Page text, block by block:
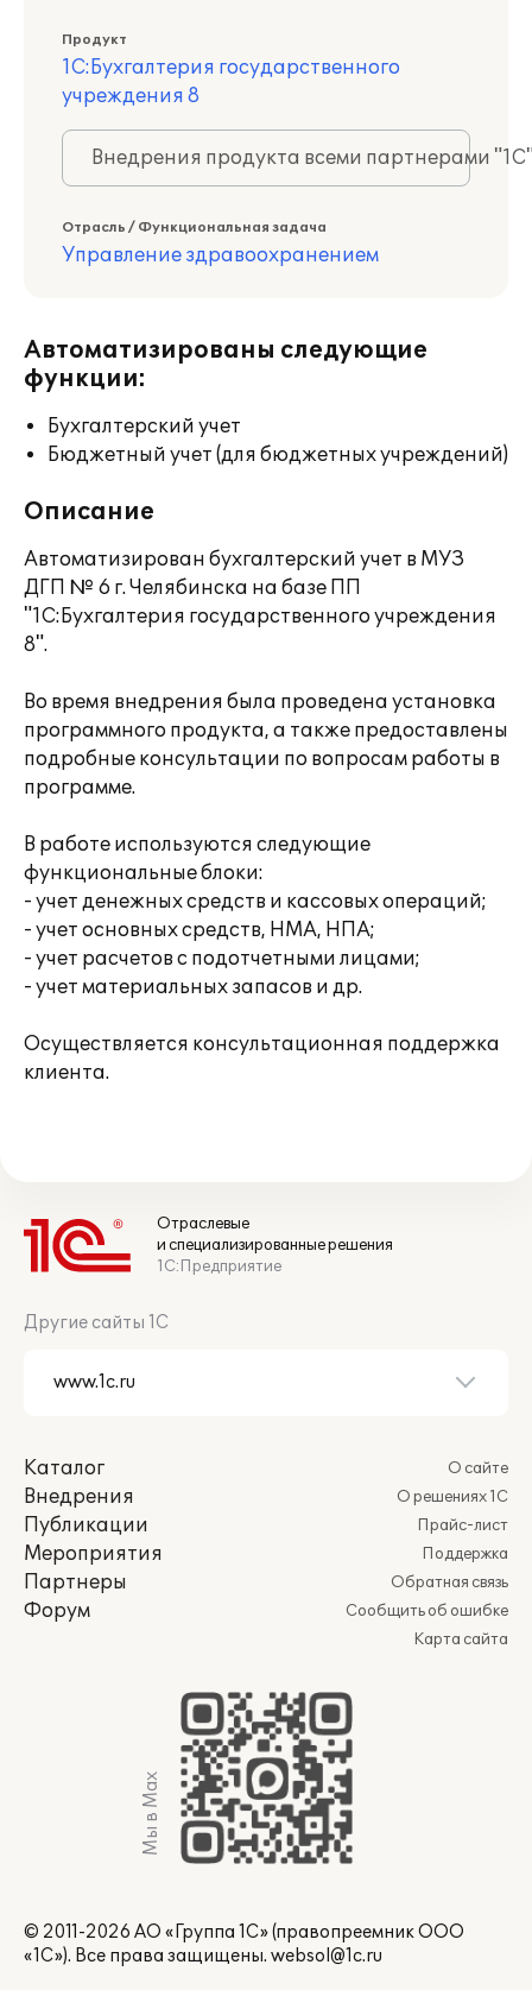
Продукт
1С:Бухгалтерия государственного
учреждения 8
Внедрения продукта всеми партнерами
Отрасль / Функциональная задача
Управление здравоохранением
Автоматизированы следующие
функции:
Бухгалтерский учет
Бюджетный учет (для бюджетных учреждений)
Описание
Автоматизирован бухгалтерский учет в МУЗ
ДГП № 6 г. Челябинска на базе ПП
"1С:Бухгалтерия государственного учреждения
8".
Во время внедрения была проведена установка
программного продукта, а также предоставлены
подробные консультации по вопросам работы в
программе.
В работе используются следующие
функциональные блоки:
- учет денежных средств и кассовых операций;
- учет основных средств, НМА, НПА;
- учет расчетов с подотчетными лицами;
- учет материальных запасов и др.
Осуществляется консультационная поддержка
клиента.
Отраслевые
и специализированные решения
1С:Предприятие
Другие сайты 1С
Каталог
Внедрения
Публикации
Мероприятия
Партнеры
Форум
О сайте
О решениях 1С
Прайс-лист
Поддержка
Обратная связь
Сообщить об ошибке
Карта сайта
Мы в Max
© 2011-2026 АО «Группа 1С» (правопреемник ООО
«1С»). Все права защищены. websol@1c.ru